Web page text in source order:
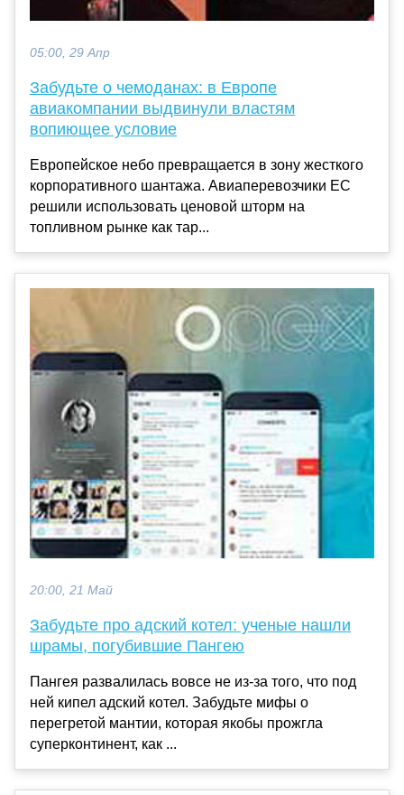
05:00, 29 Апр
Забудьте о чемоданах: в Европе
авиакомпании выдвинули властям
вопиющее условие
Европейское небо превращается в зону жесткого
корпоративного шантажа. Авиаперевозчики ЕС
решили использовать ценовой шторм на
топливном рынке как тар...
20:00, 21 Май
Забудьте про адский котел: ученые нашли
шрамы, погубившие Пангею
Пангея развалилась вовсе не из-за того, что под
ней кипел адский котел. Забудьте мифы о
перегретой мантии, которая якобы прожгла
суперконтинент, как ...